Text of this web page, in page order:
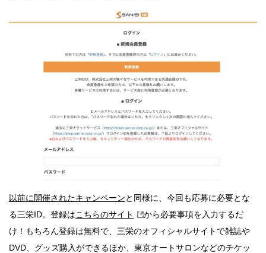
以前に開催されたキャンペーンと同様に、今回も応募に必要とな
る三栄ID。登録はこちらのサイト
から必要事項を入力するだ
け！もちろん登録は無料で、三栄のオフィシャルサイトで雑誌や
DVD、グッズ購入ができるほか、東京オートサロンなどのチケッ